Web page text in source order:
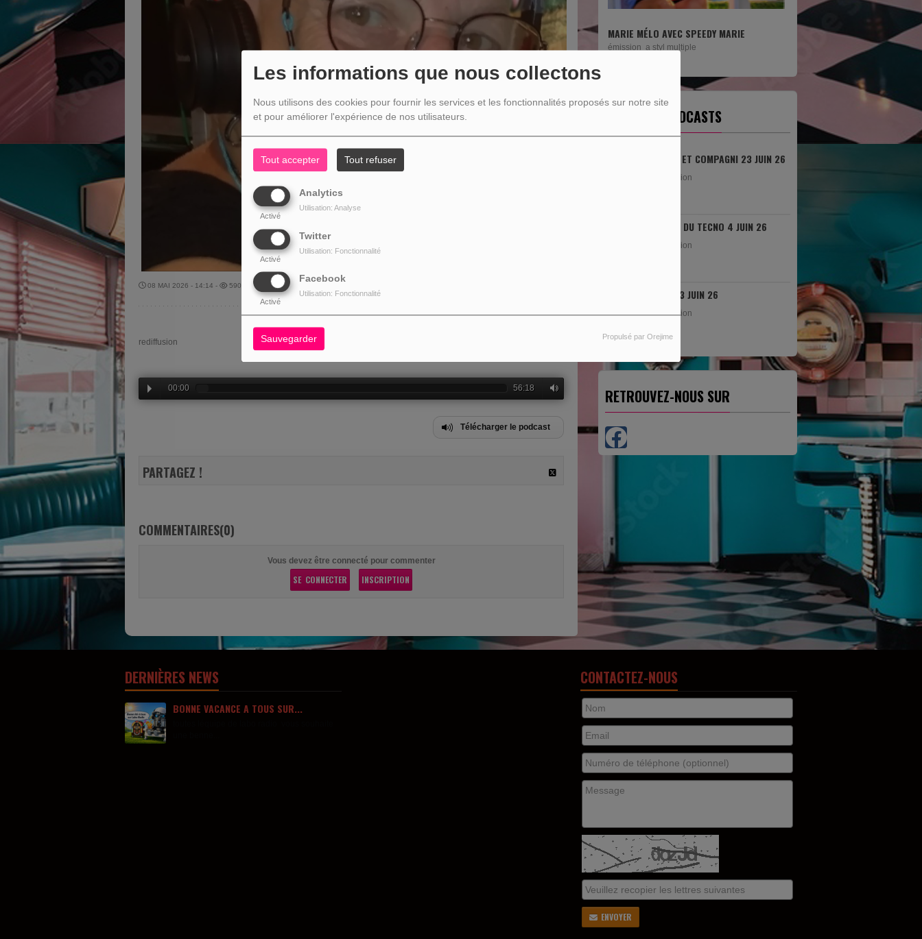
Les informations que nous collectons
Nous utilisons des cookies pour fournir les services et les fonctionnalités proposés sur notre site
et pour améliorer l'expérience de nos utilisateurs.
Tout accepter Tout refuser
Analytics
Activé
Utilisation: Analyse
Twitter
Activé
Utilisation: Fonctionnalité
Facebook
Activé
Utilisation: Fonctionnalité
Sauvegarder Propulsé par Orejime
08 MAI 2026 - 14:14 - 590VUES
rediffusion
00:00 56:18
Télécharger le podcast
PARTAGEZ !
COMMENTAIRES(0)
Vous devez être connecté pour commenter
SE CONNECTER INSCRIPTION
MARIE MÉLO AVEC SPEEDY MARIE
émission a styl multiple
CHAPY ET COMPAGNIE TOUS LES MARDIS
Avec Chapy et compagnie tous les mardis
l'humour est au rendez-vous!
DERNIERS PODCASTS
CHAPI ET COMPAGNI 23 JUIN 26
HEURE DU TECNO 4 JUIN 26
SONO 3 JUIN 26
RETROUVEZ-NOUS SUR
DERNIÈRES NEWS
BONNE VACANCE A TOUS SUR...
CONTACTEZ-NOUS
ENVOYER